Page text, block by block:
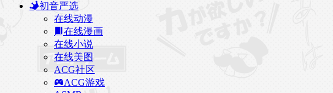
初音严选
在线动漫
在线漫画
在线小说
在线美图
ACG社区
ACG游戏